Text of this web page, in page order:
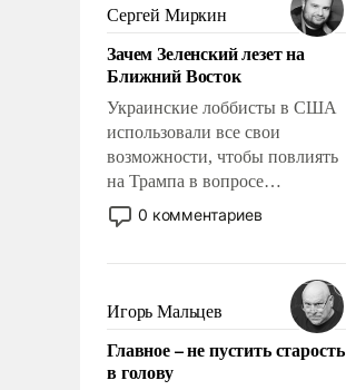
псевдонаучной фантастики,
стало всерьез обсуждаемой
идеей.
Сергей Миркин
Зачем Зеленский лезет на
Ближний Восток
Украинские лоббисты в США
использовали все свои
возможности, чтобы повлиять
на Трампа в вопросе
предоставления вооружений
своим нанимателям. Вероятно,
консультирует Киев, пришла в
голову мысль: хорошо бы
продемонстрировать, что
Украина вступила в
вооруженное противостояние
0 комментариев
Игорь Мальцев
Главное – не пустить старость
в голову